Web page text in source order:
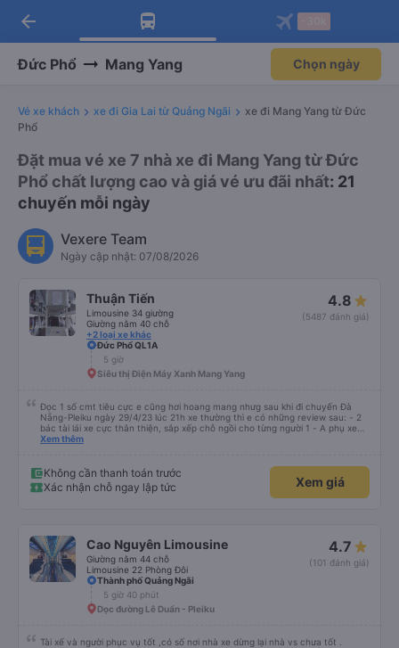
Tải app Vexere ngay!
Nhận ưu đãi thành viên độc
Mở app
Tải app Vexere
-30k/ghế khi đặt vé máy bay qua
Mở app
arrow_back
Đức Phổ Mang Yang Chọn ngày
Vé xe khách xe đi Gia Lai từ Quảng Ngãi
xe đi Mang Yang từ Đức
Phổ
Đặt mua vé xe 7 nhà xe đi Mang Yang từ Đức
Phổ chất lượng cao và giá vé ưu đãi nhất: 21
chuyến mỗi ngày
Vexere Team
Ngày cập nhật: 07/08/2026
Thuận Tiến
Limousine 34 giường
Giường nằm 40 chỗ
+2 loại xe khác
4.8
(5487 đánh giá)
Đức Phổ QL1A
5 giờ
Siêu thị Điện Máy Xanh Mang Yang
Đọc 1 số cmt tiêu cực e cũng hơi hoang mang nhưg sau khi đi chuyến Đà
Nẵng-Pleiku ngày 29/4/23 lúc 21h xe thường thì e có những review sau: - 2
bác tài lái xe cực thân thiện, sắp xếp chỗ ngồi cho từng người 1 - A phụ xe
dui tính, chắc cùng tần số nên nói câu nào là cười câu đó - Xe xuất bến đúg
nhìn chug khá ổn, có dừng lại để đi vệ sinh.
Xem thêm
Không cần thanh toán trước
Xác nhận chỗ ngay lập tức
Xem giá
Cao Nguyên Limousine
Giường nằm 44 chỗ
Limousine 22 Phòng Đôi
4.7
(101 đánh giá)
Thành phố Quảng Ngãi
5 giờ 40 phút
Dọc đường Lê Duẩn - Pleiku
Tài xế và người phục vụ tốt ,có số nơi nhà xe dừng lại nhà vs chưa tốt .